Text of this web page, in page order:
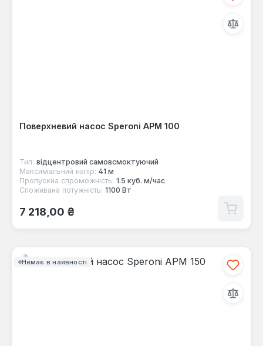
Поверхневий насос Speroni APM 100
Тип: відцентровий самовсмоктуючий
Максимальний напір: 41 м
Пропускна спроможність: 1.5 куб. м/час
Споживана потужність: 1100 Вт
Звичайна ціна:
7 218,00 ₴
Немає в наявності